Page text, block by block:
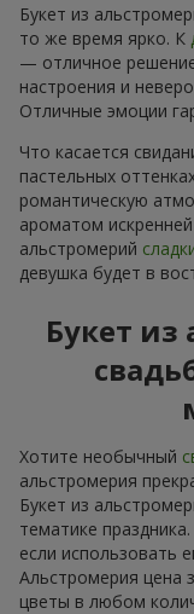
Букет из
то же время ярко. К
— отличное
настроения и
Отличные эмоции
Что касается
пастельных
романтическую
ароматом
альстромерий
девушка будет в
Букет
Хотите необычный
альстромерия
Букет из
тематике
если использовать
Альстромерия цена
цветы в любом